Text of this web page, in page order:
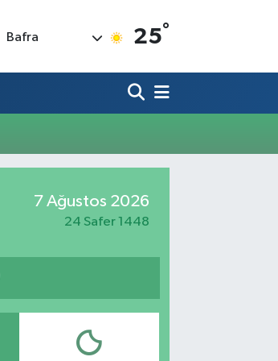
Bafra 25°
7 Ağustos 2026
24 Safer 1448